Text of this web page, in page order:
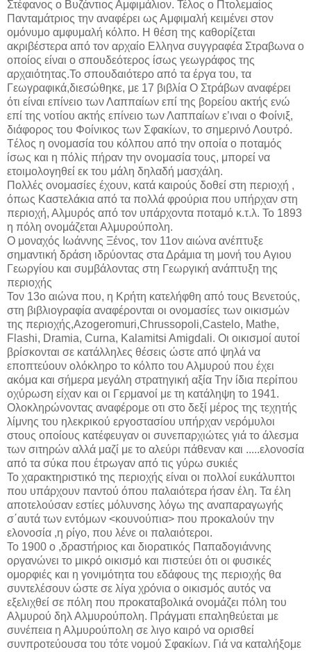
Στέφανος ο Βυζάντιος Αμφιμάλιον. Τέλος ο Πτολεμαίος
Πανταμάτριος την αναφέρει ως Αμφιμαλή κειμένει στον
ομόνυμο αμφυμαλή κόλπο. Η θέση της καθορίζεται
ακριβέστερα από τον αρχαίο Ελληνα συγγραφέα Στραβωνα ο
οποίος είναι ο σπουδεότερος ίσως γεωγράφος της
αρχαιότητας.Το σπουδαιότερο από τα έργα του, τα
Γεωγραφικά,διεσώθηκε, με 17 βιβλία Ο Στράβων αναφέρει
ότι είναι επίνειο των Λαππαίων επί της βορείου ακτής ενώ
επί της νοτίου ακτής επίνειο των Λαππαίων ε’ιναι ο Φοίνιξ,
διάφορος του Φοίνικος των Σφακίων, το σημερινό Λουτρό.
Tέλος η ονομασία του κόλπου από την οποία ο ποταμός
ίσως και η πόλiς πήραν την ονομασία τους, μπορεί να
ετοιμολογηθεί εκ του μάλη δηλαδή μασχάλη.
Πολλές ονομασίες έχουν, κατά καιρούς δοθεί στη περιοχή ,
όπως Καστελάκια από τα πολλά φρούρια που υπήρχαν στη
περιοχή, Αλμυρός από τον υπάρχοντα ποταμό κ.τ.λ. Το 1893
η πόλη ονομάζεται Αλμυρούπολη.
Ο μοναχός Ιωάννης Ξένος, τον 11ον αιώνα ανέπτυξε
σημαντική δράση ιδρύοντας στα Δράμια τη μονή του Αγιου
Γεωργίου και συμβάλοντας στη Γεωργική ανάπτυξη της
περιοχής
Τον 13ο αιώνα που, η Κρήτη κατελήφθη από τους Βενετούς,
στη βιβλιογραφία αναφέρονται οι ονομασίες των οικισμών
της περιοχής,Azogeromuri,Chrussopoli,Castelo, Mathe,
Flashi, Dramia, Curna, Kalamitsi Amigdali. Oι οικισμοί αυτοί
βρίσκονται σε κατάλληλες θέσεις ώστε από ψηλά να
εποπτεύουν ολόκληρο το κόλπο του Αλμυρού που έχει
ακόμα και σήμερα μεγάλη στρατηγική αξία Την ίδια περίπου
οχύρωση είχαν και οι Γερμανοί με τη κατάληψη το 1941.
Ολοκληρώνοντας αναφέρομε οτι στο δεξί μέρος της τεχητής
λίμνης του ηλεκρικού εργοστασίου υπήρχαν νερόμυλοι
στους οποίους κατέφευγαν οι συνεπαρχιώτες γιά το άλεσμα
των σιτηρών αλλά μαζί με το αλεύρι πάθεναν και .....ελονοσία
από τα σύκα που έτρωγαν από τις γύρω συκιές
Το χαρακτηριστικό της περιοχής είναι οι πολλοί ευκάλυπτοι
που υπάρχουν παντού όπου παλαιότερα ήσαν έλη. Τα έλη
αποτελούσαν εστίες μόλυνσης λόγω της αναπαραγωγής
σ΄αυτά των εντόμων <κουνούπια> που προκαλούν την
ελονοσία ,η ρίγο, που λένε οι παλαιότεροι.
Το 1900 ο ,δραστήριος και διορατικός Παπαδογιάννης
οργανώνει το μικρό οικισμό και πιστεύει ότι οι φυσικές
ομορφιές και η γονιμότητα του εδάφους της περιοχής θα
συντελέσουν ώστε σε λίγα χρόνια ο οικισμός αυτός να
εξελιχθεί σε πόλη που προκαταβολικά ονομάζει πόλη του
Αλμυρού δηλ Αλμυρούπολη. Πράγματι επαληθεύεται με
συνέπεια η Αλμυρούπολη σε λιγο καιρό να ορισθεί
συνπροτεύουσα του τότε νομού Σφακίων. Γιά να καταλήξομε